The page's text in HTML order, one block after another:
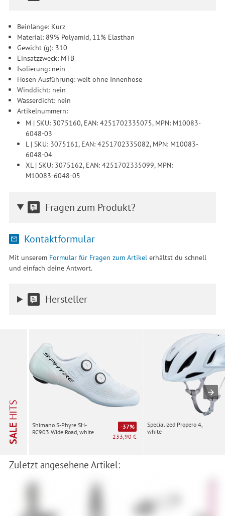
Beinlänge: Kurz
Material: 89% Polyamid, 11% Elasthan
Gewicht (g): 310
Einsatzzweck: MTB
Isolierung: nein
Hosen Ausführung: weit ohne Innenhose
Winddicht: nein
Wasserdicht: nein
Artikelnummern:
M | SKU: 3075160, EAN: 4251702335075, MPN: M10083-
6048-03
L | SKU: 3075161, EAN: 4251702335082, MPN: M10083-
6048-04
XL | SKU: 3075162, EAN: 4251702335099, MPN:
M10083-6048-05
Fragen zum Produkt?
Kontaktformular
Mit unserem Formular für Fragen zum Artikelerhältst du schnell
und einfach deine Antwort.
Hersteller
SALE
HITS
Shimano S-Phyre SH-
RC903 Wide Road, white
-37%
233,90 €
Specialized Propero 4,
white
Zuletzt angesehene Artikel: